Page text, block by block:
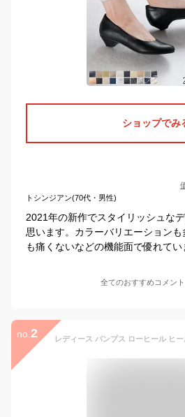
ショップでみ
トシンジアン(70代・男性)
2021年の新作でスタイリッシュな
思います。カラーバリエーション
も痛くないなどの機能面で優れてい
全てのおすすめコメント
no. 2